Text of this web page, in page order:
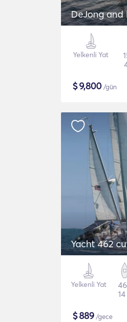
DeJong and
Yelkenli Yat
$9,800 /gün
Yacht 462
Yelkenli Yat
$889/gece